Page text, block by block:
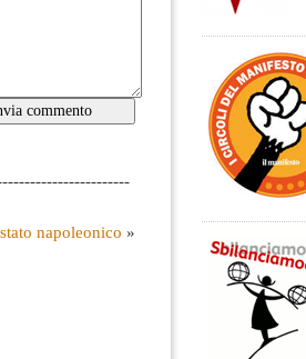
napoleonico »